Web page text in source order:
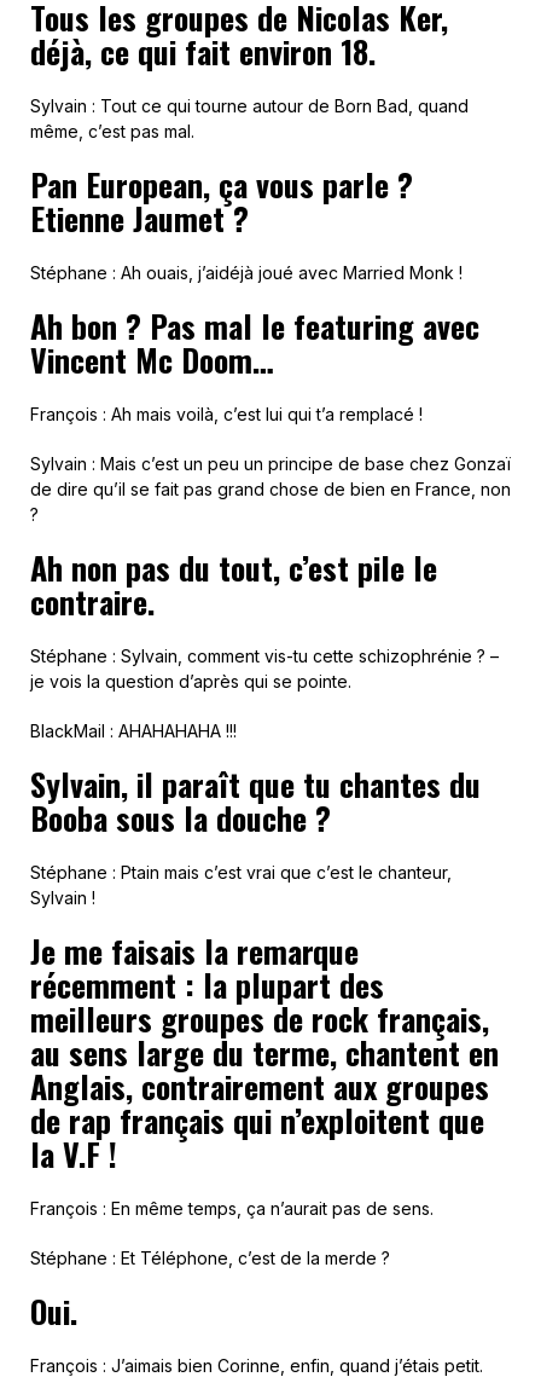
Tous les groupes de Nicolas Ker,
déjà, ce qui fait environ 18.
Sylvain : Tout ce qui tourne autour de Born Bad, quand
même, c’est pas mal.
Pan European, ça vous parle ?
Etienne Jaumet ?
Stéphane : Ah ouais, j’aidéjà joué avec Married Monk !
Ah bon ? Pas mal le featuring avec
Vincent Mc Doom…
François : Ah mais voilà, c’est lui qui t’a remplacé !
Sylvain : Mais c’est un peu un principe de base chez Gonzaï
de dire qu’il se fait pas grand chose de bien en France, non
?
Ah non pas du tout, c’est pile le
contraire.
Stéphane : Sylvain, comment vis-tu cette schizophrénie ? –
je vois la question d’après qui se pointe.
BlackMail : AHAHAHAHA !!!
Sylvain, il paraît que tu chantes du
Booba sous la douche ?
Stéphane : Ptain mais c’est vrai que c’est le chanteur,
Sylvain !
Je me faisais la remarque
récemment : la plupart des
meilleurs groupes de rock français,
au sens large du terme, chantent en
Anglais, contrairement aux groupes
de rap français qui n’exploitent que
la V.F !
François : En même temps, ça n’aurait pas de sens.
Stéphane : Et Téléphone, c’est de la merde ?
Oui.
François : J’aimais bien Corinne, enfin, quand j’étais petit.